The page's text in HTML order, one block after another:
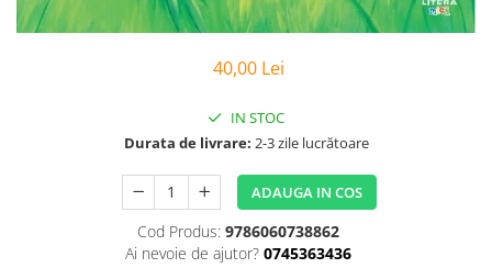
Vârstă
40,00 Lei
IN STOC
Durata de livrare: 2-3 zile lucrătoare
ADAUGA IN COS
Cod Produs: 9786060738862
Ai nevoie de ajutor? 0745363436